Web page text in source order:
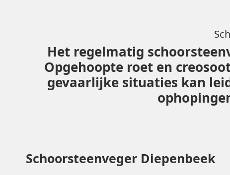
Het regelmatig
Opgehoopte roet en
gevaarlijke situaties kan
Schoorsteenveger Diepenbeek